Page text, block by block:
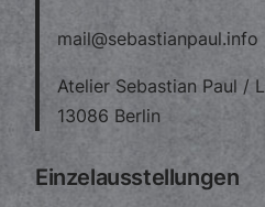
mail@sebastianpaul.info
Atelier Sebastian Paul /
13086 Berlin
Einzelausstellungen